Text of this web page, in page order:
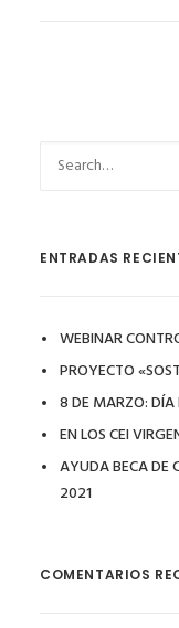
ENTRADAS
WEBINAR
PROYECTO
8 DE MARZO: DÍA
EN LOS CEI
AYUDA BECA DE
2021
COMENTARIOS